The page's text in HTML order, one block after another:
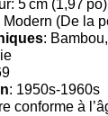
5 cm (1,97 po)
Modern (De la
:
: 1950s-1960s
conforme à